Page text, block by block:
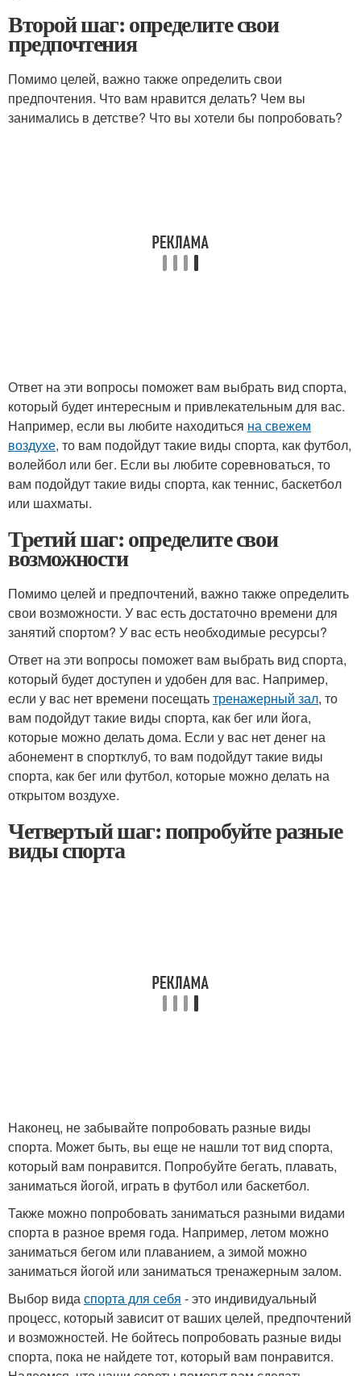
Второй шаг: определите свои
предпочтения
Помимо целей, важно также определить свои
предпочтения. Что вам нравится делать? Чем вы
занимались в детстве? Что вы хотели бы попробовать?
Ответ на эти вопросы поможет вам выбрать вид спорта,
который будет интересным и привлекательным для вас.
Например, если вы любите находиться на свежем
воздухе, то вам подойдут такие виды спорта, как футбол,
волейбол или бег. Если вы любите соревноваться, то
вам подойдут такие виды спорта, как теннис, баскетбол
или шахматы.
Третий шаг: определите свои
возможности
Помимо целей и предпочтений, важно также определить
свои возможности. У вас есть достаточно времени для
занятий спортом? У вас есть необходимые ресурсы?
Ответ на эти вопросы поможет вам выбрать вид спорта,
который будет доступен и удобен для вас. Например,
если у вас нет времени посещатьтренажерный зал, то
вам подойдут такие виды спорта, как бег или йога,
которые можно делать дома. Если у вас нет денег на
абонемент в спортклуб, то вам подойдут такие виды
спорта, как бег или футбол, которые можно делать на
открытом воздухе.
Четвертый шаг: попробуйте разные
виды спорта
Наконец, не забывайте попробовать разные виды
спорта. Может быть, вы еще не нашли тот вид спорта,
который вам понравится. Попробуйте бегать, плавать,
заниматься йогой, играть в футбол или баскетбол.
Также можно попробовать заниматься разными видами
спорта в разное время года. Например, летом можно
заниматься бегом или плаванием, а зимой можно
заниматься йогой или заниматься тренажерным залом.
Выбор видаспорта для себя - это индивидуальный
процесс, который зависит от ваших целей, предпочтений
и возможностей. Не бойтесь попробовать разные виды
спорта, пока не найдете тот, который вам понравится.